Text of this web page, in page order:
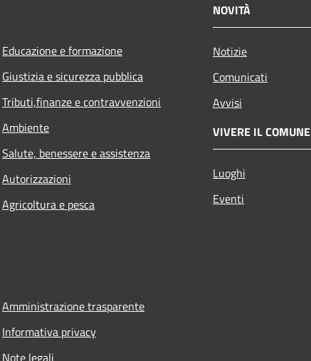
Educazione e formazione
Giustizia e sicurezza pubblica
Tributi,finanze e contravvenzioni
Ambiente
Salute, benessere e assistenza
Autorizzazioni
Agricoltura e pesca
NOVITÀ
Notizie
Comunicati
Avvisi
VIVERE IL COMUNE
Luoghi
Eventi
Amministrazione trasparente
Informativa privacy
Note legali